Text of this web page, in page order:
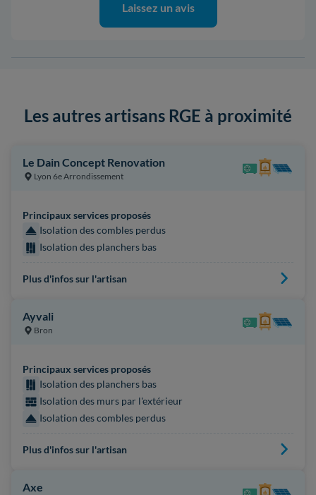
Laissez un avis
Les autres artisans RGE à proximité
Le Dain Concept Renovation
Lyon 6e Arrondissement
Principaux services proposés
Isolation des combles perdus
Isolation des planchers bas
Plus d'infos sur l'artisan
Ayvali
Bron
Principaux services proposés
Isolation des planchers bas
Isolation des murs par l'extérieur
Isolation des combles perdus
Plus d'infos sur l'artisan
Axe